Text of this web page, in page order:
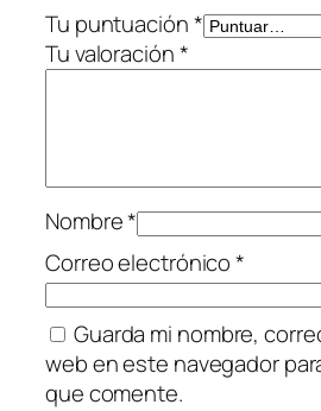
Tu puntuación*
Tu valoración*
Nombre*
Correo electrónico*
Guarda mi nombre,
web en este navegador
que comente.